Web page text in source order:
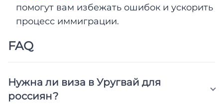
помогут вам избежать ошибок и ускорить
процесс иммиграции.
FAQ
Нужна ли виза в Уругвай для
россиян?